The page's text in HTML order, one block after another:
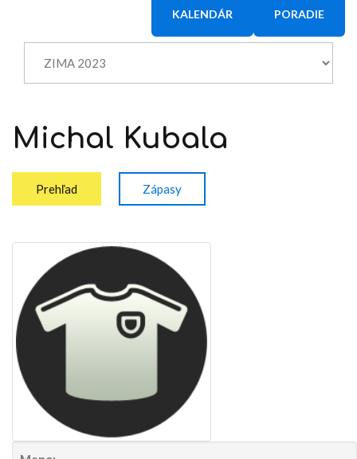
KALENDÁR PORADIE
Michal Kubala
Prehľad Zápasy